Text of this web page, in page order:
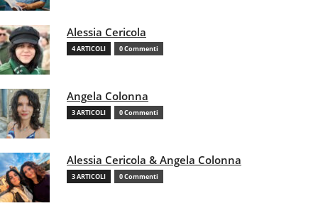
Alessia Cericola
4 ARTICOLI 0 Commenti
Angela Colonna
3 ARTICOLI 0 Commenti
Alessia Cericola & Angela Colonna
3 ARTICOLI 0 Commenti